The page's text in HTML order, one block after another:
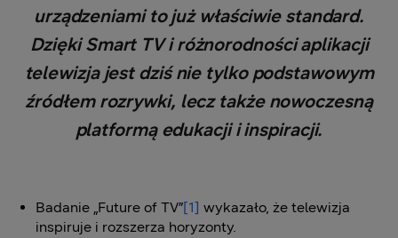
urządzeniami to już właściwie standard.
Dzięki Smart TV i różnorodności aplikacji
telewizja jest dziś nie tylko podstawowym
źródłem rozrywki, lecz także nowoczesną
platformą edukacji i inspiracji.
Badanie „Future of TV”[1] wykazało, że telewizja
inspiruje i rozszerza horyzonty.